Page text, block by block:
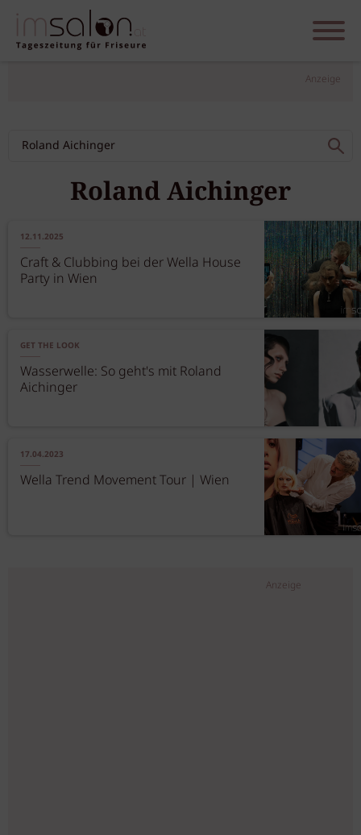
Anzeige
Roland Aichinger
12.11.2025
Craft & Clubbing bei der Wella House
Party in Wien
GET THE LOOK
Wasserwelle: So geht's mit Roland
Aichinger
17.04.2023
Wella Trend Movement Tour | Wien
Anzeige